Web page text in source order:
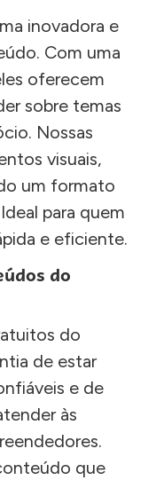
inovadora e
Com uma
oferecem
sobre temas
Nossas
visuais,
um formato
para quem
e eficiente.
do
do
de estar
e de
às
que